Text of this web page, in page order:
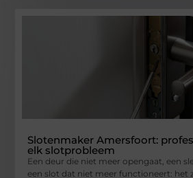
Slotenmaker Amersfoort:
elk slotprobleem
Een deur die niet meer opengaat, een
een slot dat niet meer functioneert: het